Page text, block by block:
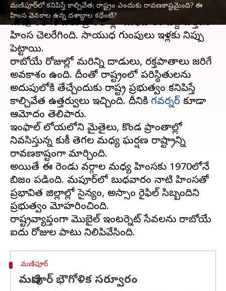
మణిపూర్‌లో కనిపిస్తే కాల్చివేత; రాష్ట్రం ఎందుకు రావణకాష్టమైంది? ఈ
హింస వెనకాల ఉన్న దశాబ్దాల కథేంటి?
ఈ వార్తాకథనం ఏంటి
మణిపూర్‌లోని పలు ప్రాంతాల్లో బుధవారం పెద్ద ఎత్తున
హింస చెలరేగింది. సాయుధ గుంపులు ఇళ్లకు నిప్పు
పెట్టాయి.
రాబోయే రోజుల్లో మరిన్ని దాడులు, రక్తపాతాలు జరిగే
అవకాశం ఉంది. దీంతో రాష్ట్రంలో పరిస్థితులను
అదుపులోకి తేచ్చేందుకు రాష్ట్ర ప్రభుత్వం కనిపిస్తే
కాల్చివేత ఉత్తర్వులు ఇచ్చింది. దీనికి గవర్నర్ కూడా
ఆమోదం తెలిపారు.
ఇంఫాల్ లోయలోని మైతైలు, కొండ ప్రాంతాల్లో
నివసిస్తున్న కుకీ తెగల మధ్య ఘర్షణ రాష్ట్రాన్ని
రావణకాష్టంగా మార్చింది.
అయితే ఈ రెండు వర్గాల మధ్య హింసకు 1970లోనే
బిజం పడింది. మణిపూర్‌లో బుధవారం నాటి హింసతో
ప్రభావిత జిల్లాల్లో సైన్యం, అస్సాం రైఫిల్ సిబ్బందిని
ప్రభుత్వం మోహరించింది.
రాష్ట్రవ్యాప్తంగా మొబైల్ ఇంటర్నెట్ సేవలను రాబోయే
మణిపూర్
మణిపూర్‌ భౌగోళిక సర్వూరం